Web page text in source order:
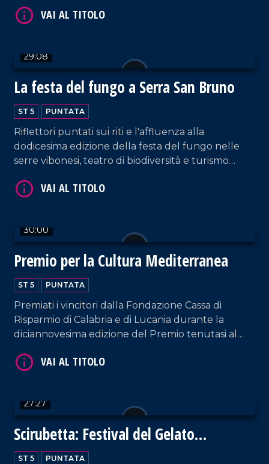
29:08
La festa del fungo a Serra San Bruno
ST 5 PUNTATA
Riflettori puntati sui riti e l'affluenza alla
dodicesima edizione della festa del fungo nelle
serre vibonesi, teatro di biodiversità e turismo
30:00
Premio per la Cultura Mediterranea
ST 5 PUNTATA
Premiati i vincitori dalla Fondazione Cassa di
Risparmio di Calabria e di Lucania durante la
diciannovesima edizione del Premio tenutasi al
27:27
Scirubetta: Festival del Gelato
Artigianale
ST 5 PUNTATA
VAI AL TITOLO
VAI AL TITOLO